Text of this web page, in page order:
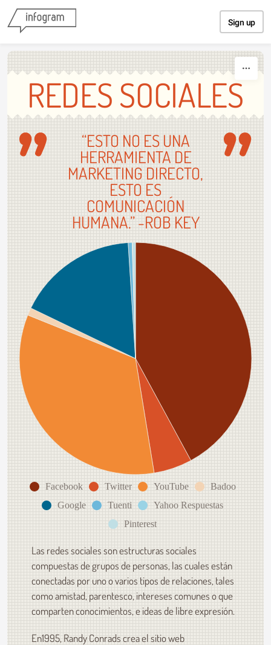
Sign up
REDES SOCIALES
“ESTO NO ES UNA
HERRAMIENTA DE
MARKETING DIRECTO,
ESTO ES
COMUNICACIÓN
HUMANA.” -ROB KEY
Facebook Twitter YouTube
Badoo
Google
Tuenti
Yahoo Respuestas
Pinterest
Las redes sociales son estructuras sociales
compuestas de grupos de personas, las cuales están
conectadas por uno o varios tipos de relaciones, tales
como amistad, parentesco, intereses comunes o que
comparten conocimientos, e ideas de libre expresión.
En1995, Randy Conrads crea el sitio web